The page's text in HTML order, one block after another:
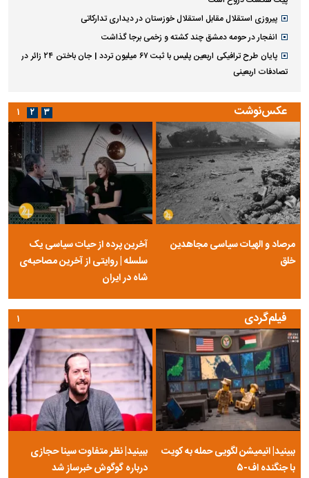
پیروزی استقلال مقابل استقلال خوزستان در دیداری تدارکاتی
انفجار در حومه دمشق چند کشته و زخمی برجا گذاشت
پایان طرح ترافیکی اربعین پلیس با ثبت ۶۷ میلیون تردد | جان باختن ۲۴ زائر در
تصادفات اربعینی
عکس‌نوشت
مرصاد و الهیات سیاسی مجاهدین
خلق
آخرین پرده از حیات سیاسی یک
سلسله | روایتی از آخرین مصاحبه‌ی
شاه در ایران
۱ ۲ ۳
فیلم‌گردی
ببینید| انیمیشن لگویی حمله به کویت
با جنگنده اف-۵
ببینید| نظر متفاوت سینا حجازی
درباره گوگوش خبرساز شد
۱